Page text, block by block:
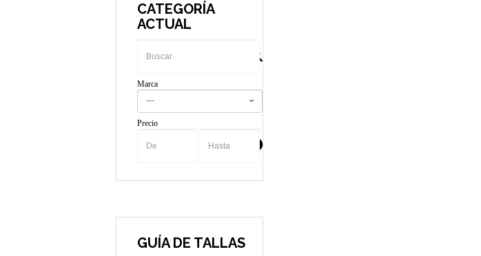
CATEGORÍA
ACTUAL
Marca
---
Precio
GUÍA DE TALLAS